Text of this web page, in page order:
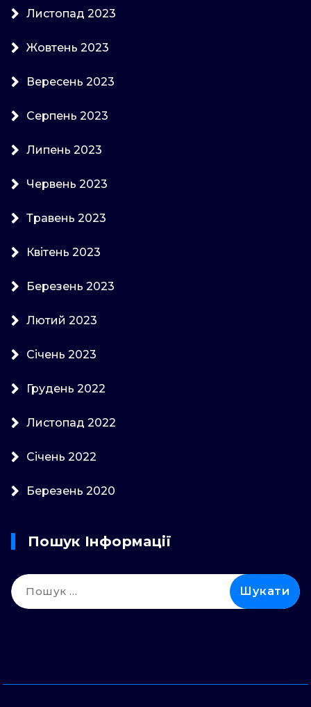
Листопад 2023
Жовтень 2023
Вересень 2023
Серпень 2023
Липень 2023
Червень 2023
Травень 2023
Квітень 2023
Березень 2023
Лютий 2023
Січень 2023
Грудень 2022
Листопад 2022
Січень 2022
Березень 2020
Пошук Інформації
Пошук: